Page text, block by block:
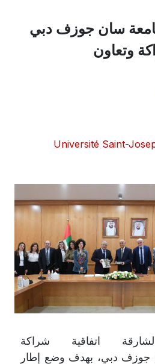
سان جوزف دبي
وتعاون
Université Saint-
اتفاقية شراكة
جوزف دبي، بهدف وضع إطار